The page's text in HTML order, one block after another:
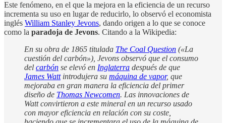
Este fenómeno, en el que la mejora en la eficiencia de un recurso
incrementa su uso en lugar de reducirlo, lo observó el economista
inglés William Stanley Jevons, dando origen a lo que se conoce
como la paradoja de Jevons. Citando a la Wikipedia:
En su obra de 1865 titulada The Coal Question («La
cuestión del carbón»), Jevons observó que el consumo
del carbón se elevó en Inglaterra después de que
James Wattintrodujera su máquina de vapor, que
mejoraba en gran manera la eficiencia del primer
diseño de Thomas Newcomen. Las innovaciones de
Watt convirtieron a este mineral en un recurso usado
con mayor eficiencia en relación con su coste,